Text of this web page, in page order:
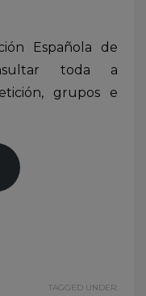
Española de
toda a
grupos e
TAGGED UNDER: